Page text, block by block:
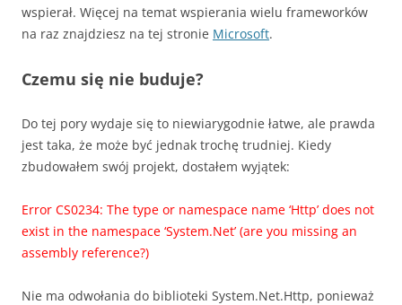
wspierał. Więcej na temat wspierania wielu frameworków
na raz znajdziesz na tej stronie Microsoft.
Czemu się nie buduje?
Do tej pory wydaje się to niewiarygodnie łatwe, ale prawda
jest taka, że może być jednak trochę trudniej. Kiedy
zbudowałem swój projekt, dostałem wyjątek:
Error CS0234: The type or namespace name ‘Http’ does not
exist in the namespace ‘System.Net’ (are you missing an
assembly reference?)
Nie ma odwołania do biblioteki System.Net.Http, ponieważ